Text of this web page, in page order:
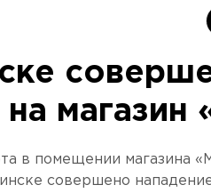
на
в помещении магазина
совершено